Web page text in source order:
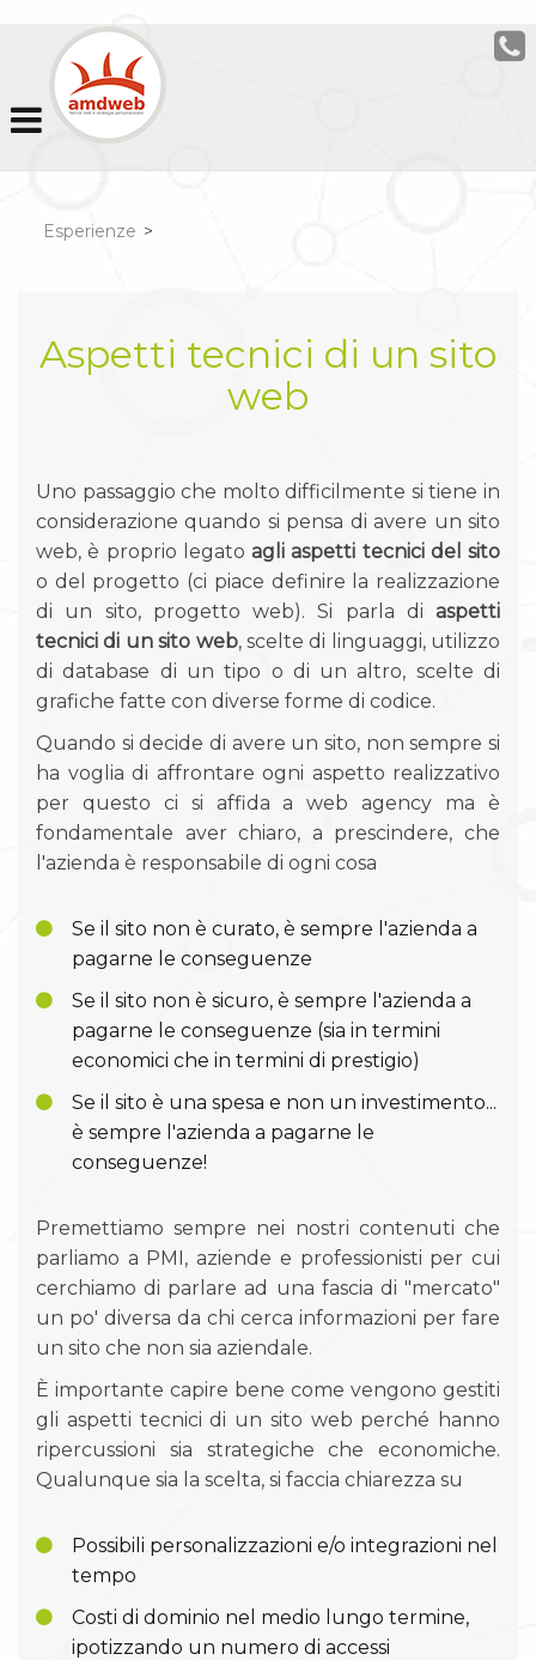
Esperienze >
Aspetti tecnici di un sito
web
Uno passaggio che molto difficilmente si tiene in
considerazione quando si pensa di avere un sito
web, è proprio legato agli aspetti tecnici del sito
o del progetto (ci piace definire la realizzazione
di un sito, progetto web). Si parla di aspetti
tecnici di un sito web, scelte di linguaggi, utilizzo
di database di un tipo o di un altro, scelte di
grafiche fatte con diverse forme di codice.
Quando si decide di avere un sito, non sempre si
ha voglia di affrontare ogni aspetto realizzativo
per questo ci si affida a web agency ma è
fondamentale aver chiaro, a prescindere, che
l'azienda è responsabile di ogni cosa
Se il sito non è curato, è sempre l'azienda a
pagarne le conseguenze
Se il sito non è sicuro, è sempre l'azienda a
pagarne le conseguenze (sia in termini
economici che in termini di prestigio)
Se il sito è una spesa e non un investimento...
è sempre l'azienda a pagarne le
conseguenze!
Premettiamo sempre nei nostri contenuti che
parliamo a PMI, aziende e professionisti per cui
cerchiamo di parlare ad una fascia di "mercato"
un po' diversa da chi cerca informazioni per fare
un sito che non sia aziendale.
È importante capire bene come vengono gestiti
gli aspetti tecnici di un sito web perché hanno
ripercussioni sia strategiche che economiche.
Qualunque sia la scelta, si faccia chiarezza su
Possibili personalizzazioni e/o integrazioni nel
tempo
Costi di dominio nel medio lungo termine,
ipotizzando un numero di accessi